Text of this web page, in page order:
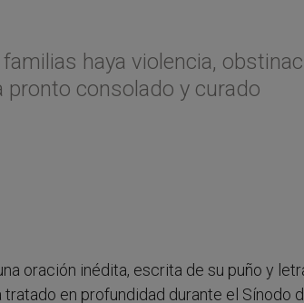
haya violencia,
pronto consolado y curado
oración inédita, escrita de su puño y
en profundidad durante el Sínodo